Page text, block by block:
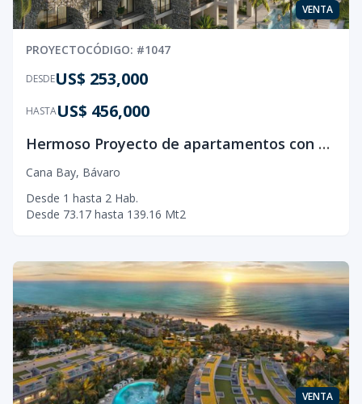
VENTA
PROYECTOCÓDIGO: #1047
DESDEUS$ 253,000
HASTAUS$ 456,000
Hermoso Proyecto de apartamentos con estilo greco-romano, ubicado en Cana Bay, Bávaro.
Cana Bay, Bávaro
Desde 1 hasta 2 Hab.
Desde 73.17 hasta 139.16 Mt2
VENTA